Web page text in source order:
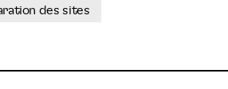
des sites